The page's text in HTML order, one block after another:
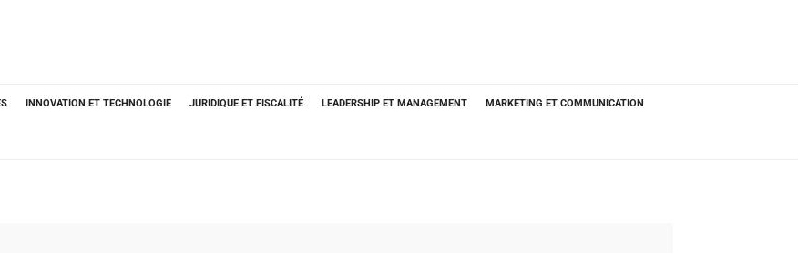
INNOVATION ET TECHNOLOGIE JURIDIQUE ET FISCALITÉ LEADERSHIP ET MANAGEMENT MARKETING ET COMMUNICATION